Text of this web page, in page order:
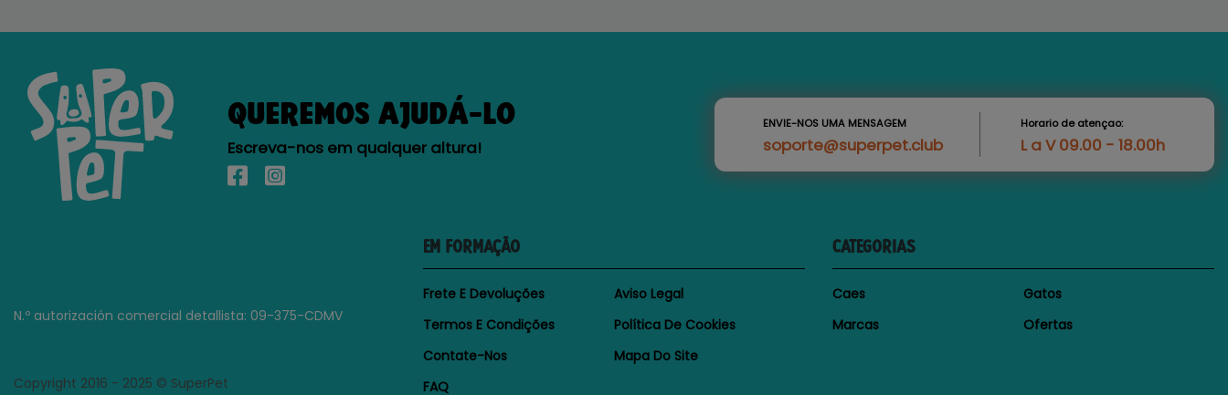
QUEREMOS AJUDÁ-LO
Escreva-nos em qualquer altura!
ENVIE-NOS UMA MENSAGEM
soporte@superpet.club
Horario de atençao:
L a V 09.00 - 18.00h
N.º autorización comercial detallista: 09-375-CDMV
Copyright 2016 - 2025 © SuperPet
EM FORMAÇÃO
Frete E Devoluções
Aviso Legal
Termos E Condições
Política De Cookies
Contate-Nos
Mapa Do Site
FAQ
CATEGORIAS
Caes
Gatos
Marcas
Ofertas